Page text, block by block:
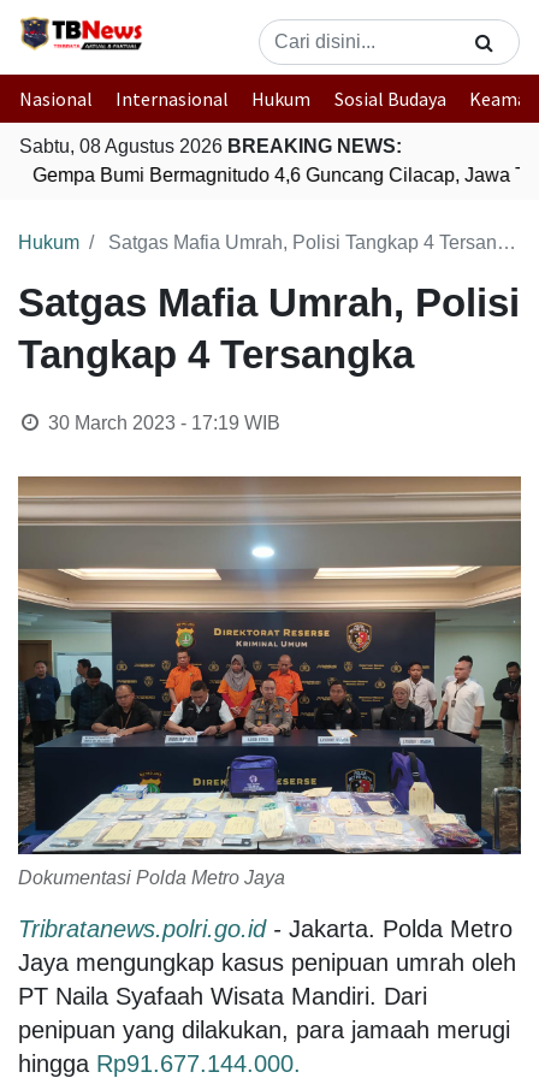
Nasional Internasional Hukum Sosial Budaya
Sabtu, 08 Agustus 2026 BREAKING NEWS:
Gempa Bumi Bermagnitudo 4,6 Guncang Cilacap, Jawa
Hukum Satgas Mafia Umrah, Polisi Tangkap 4 Tersangka
Satgas Mafia Umrah, Polisi
Tangkap 4 Tersangka
30 March 2023 - 17:19 WIB
Dokumentasi Polda Metro Jaya
Tribratanews.polri.go.id- Jakarta. Polda Metro
Jaya mengungkap kasus penipuan umrah oleh
PT Naila Syafaah Wisata Mandiri. Dari
penipuan yang dilakukan, para jamaah merugi
hingga Rp91.677.144.000.